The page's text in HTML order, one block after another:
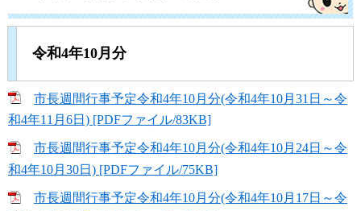
令和4年10月分
市長週間行事予定令和4年10月分(令和4年10月31日～令
和4年11月6日) [PDFファイル/83KB]
市長週間行事予定令和4年10月分(令和4年10月24日～令
和4年10月30日) [PDFファイル/75KB]
市長週間行事予定令和4年10月分(令和4年10月17日～令